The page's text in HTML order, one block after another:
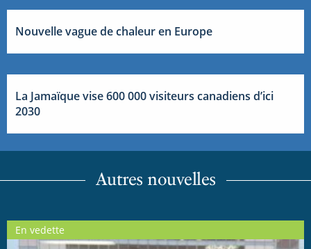
Nouvelle vague de chaleur en Europe
La Jamaïque vise 600 000 visiteurs canadiens d’ici
2030
Autres nouvelles
En vedette